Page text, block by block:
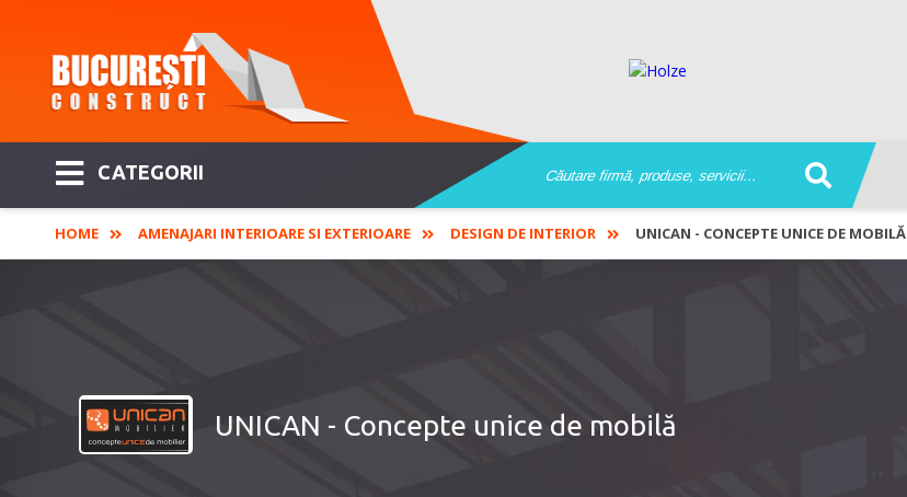
CATEGORII
HOME AMENAJARI INTERIOARE SI EXTERIOARE DESIGN DE INTERIOR UNICAN - CONCEPTE UNICE DE MOBILĂ
UNICAN - Concepte unice de mobilă